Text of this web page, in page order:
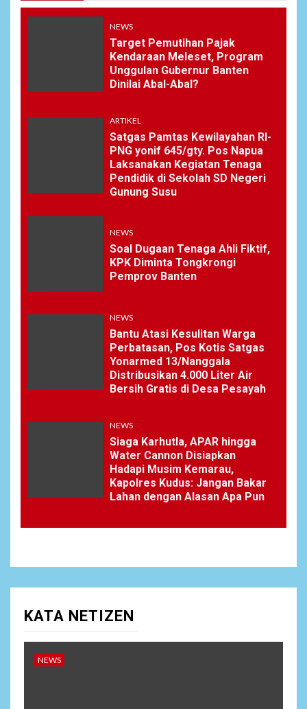
NEWS
Target Pemutihan Pajak
Kendaraan Meleset, Program
Unggulan Gubernur Banten
Dinilai Abal-Abal?
ARTIKEL
Satgas Pamtas Kewilayahan RI-
PNG yonif 645/gty. Pos Napua
Laksanakan Kegiatan Tenaga
Pendidik di Sekolah SD Negeri
Gunung Susu
NEWS
Soal Dugaan Tenaga Ahli Fiktif,
KPK Diminta Tongkrongi
Pemprov Banten
NEWS
Bantu Atasi Kesulitan Warga
Perbatasan, Pos Kotis Satgas
Yonarmed 13/Nanggala
Distribusikan 4.000 Liter Air
Bersih Gratis di Desa Pesayah
NEWS
Siaga Karhutla, APAR hingga
Water Cannon Disiapkan
Hadapi Musim Kemarau,
Kapolres Kudus: Jangan Bakar
Lahan dengan Alasan Apa Pun
KATA NETIZEN
NEWS